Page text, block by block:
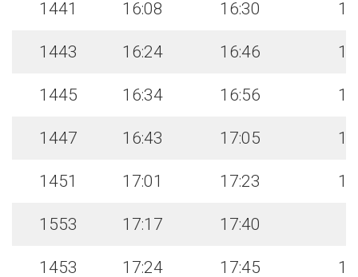
1441 16:08 16:30
1443 16:24 16:46
1445 16:34 16:56
1447 16:43 17:05
1451 17:01 17:23
1553 17:17 17:40
1453 17:24 17:45